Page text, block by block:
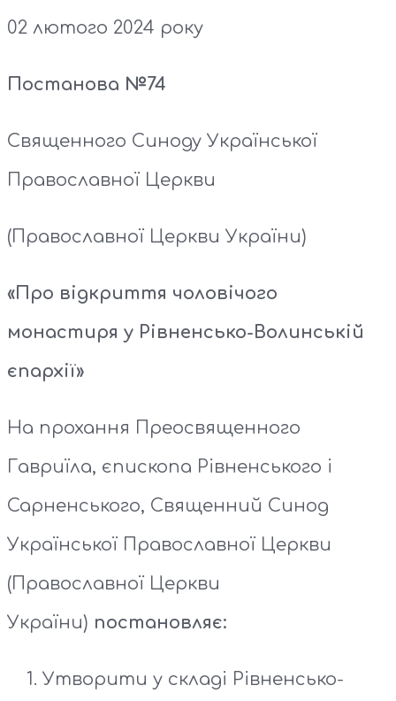
02 лютого 2024 року
Постанова №74
Священного Синоду Української
Православної Церкви
(Православної Церкви України)
«Про відкриття чоловічого
монастиря у Рівненсько-Волинській
єпархії»
На прохання Преосвященного
Гавриїла, єпископа Рівненського і
Сарненського, Священний Синод
Української Православної Церкви
(Православної Церкви
України) постановляє:
Утворити у складі Рівненсько-